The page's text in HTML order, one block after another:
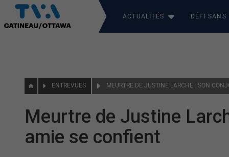
ACTUALITÉS DÉFI SANS
ENTREVUES
Meurtre de Justine
amie se confient